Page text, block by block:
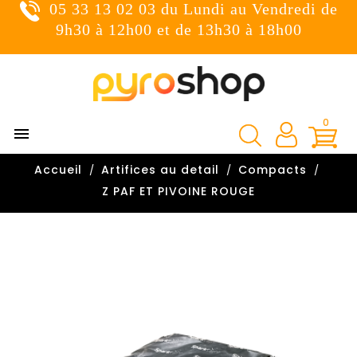
05 33 13 02 03 du Lundi au Vendredi de
9h30 à 12h00 et de 13h30 à 18h00
0

Accueil Artifices au detail
Compacts
Z PAF ET PIVOINE ROUGE
Connexion
You need to be logged in to save products in your wish
Annuler Connexion